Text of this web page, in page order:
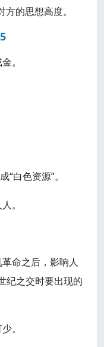
的思想高度。
。
白色资源”。
。
命之后，影响人
纪之交时要出现的
。